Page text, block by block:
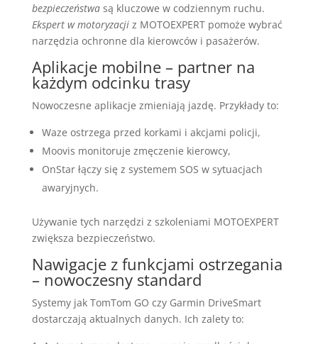
bezpieczeństwasą kluczowe w codziennym ruchu.
Ekspert w motoryzacjiz MOTOEXPERT pomoże wybrać
narzędzia ochronne dla kierowców i pasażerów.
Aplikacje mobilne – partner na
każdym odcinku trasy
Nowoczesne aplikacje zmieniają jazdę. Przykłady to:
Waze ostrzega przed korkami i akcjami policji,
Moovis monitoruje zmęczenie kierowcy,
OnStar łączy się z systemem SOS w sytuacjach
awaryjnych.
Używanie tych narzędzi z szkoleniami MOTOEXPERT
zwiększa bezpieczeństwo.
Nawigacje z funkcjami ostrzegania
– nowoczesny standard
Systemy jak TomTom GO czy Garmin DriveSmart
dostarczają aktualnych danych. Ich zalety to: